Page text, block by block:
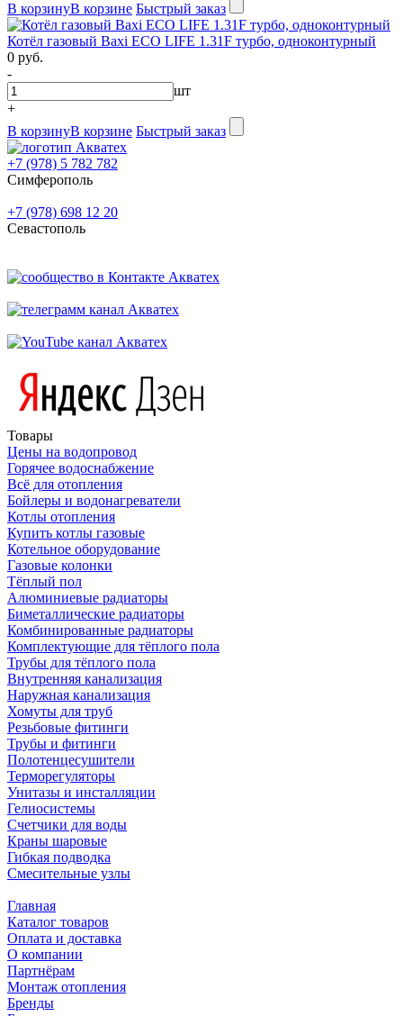
В корзинуВ корзине Быстрый заказ
Котёл газовый Baxi ECO LIFE 1.31F турбо, одноконтурный
0 руб.
-
шт
+
В корзинуВ корзине Быстрый заказ
+7 (978) 5 782 782
Симферополь
+7 (978) 698 12 20
Севастополь
Товары
Цены на водопровод
Горячее водоснабжение
Всё для отопления
Бойлеры и водонагреватели
Котлы отопления
Купить котлы газовые
Котельное оборудование
Газовые колонки
Тёплый пол
Алюминиевые радиаторы
Биметаллические радиаторы
Комбинированные радиаторы
Комплектующие для тёплого пола
Трубы для тёплого пола
Внутренняя канализация
Наружная канализация
Хомуты для труб
Резьбовые фитинги
Трубы и фитинги
Полотенцесушители
Терморегуляторы
Унитазы и инсталляции
Гелиосистемы
Счетчики для воды
Краны шаровые
Гибкая подводка
Смесительные узлы
Главная
Каталог товаров
Оплата и доставка
О компании
Партнёрам
Монтаж отопления
Бренды